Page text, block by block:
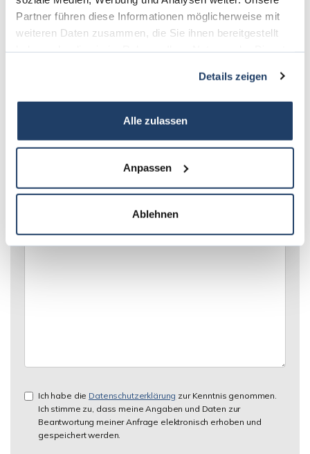
Partner führen diese Informationen möglicherweise mit
weiteren Daten zusammen, die Sie ihnen bereitgestellt
Details zeigen
Alle zulassen
Anpassen
Ablehnen
Ich habe die Datenschutzerklärung zur Kenntnis genommen.
Ich stimme zu, dass meine Angaben und Daten zur
Beantwortung meiner Anfrage elektronisch erhoben und
gespeichert werden.